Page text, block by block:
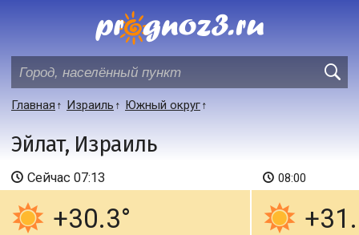
Главная Израиль Южный округ
Эйлат, Израиль
Сейчас 07:13
+30.3
08:00